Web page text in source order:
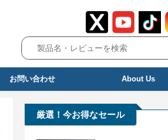
お問い合わせ About Us
厳選！今お得なセール